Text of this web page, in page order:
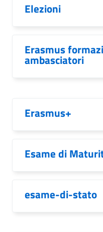
Elezioni
Erasmus
ambasciatori
Erasmus+
Esame di
esame-di-stato